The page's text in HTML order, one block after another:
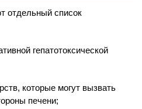
отдельный список
гепатотоксической
которые могут вызвать
печени;